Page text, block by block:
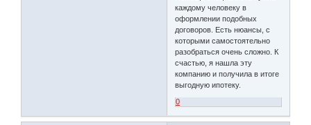
каждому человеку в
оформлении подобных
договоров. Есть нюансы, с
которыми самостоятельно
разобраться очень сложно. К
счастью, я нашла эту
компанию и получила в итоге
выгодную ипотеку.
0